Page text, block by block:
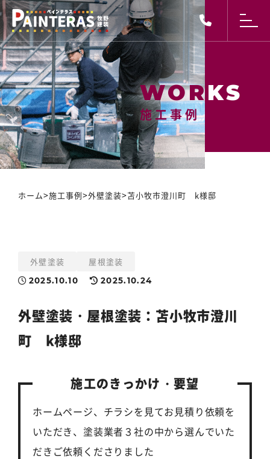
施工事例
施工事例
ホーム>施工事例>外壁塗装>苫小牧市澄川町 k様邸
外壁塗装 屋根塗装
2025.10.10 2025.10.24
外壁塗装 ・ 屋根塗装 ：苫小牧市澄川
町 k様邸
施工のきっかけ・要望
ホームページ、チラシを見てお見積り依頼を
いただき、塗装業者３社の中から選んでいた
だきご依頼くださりました